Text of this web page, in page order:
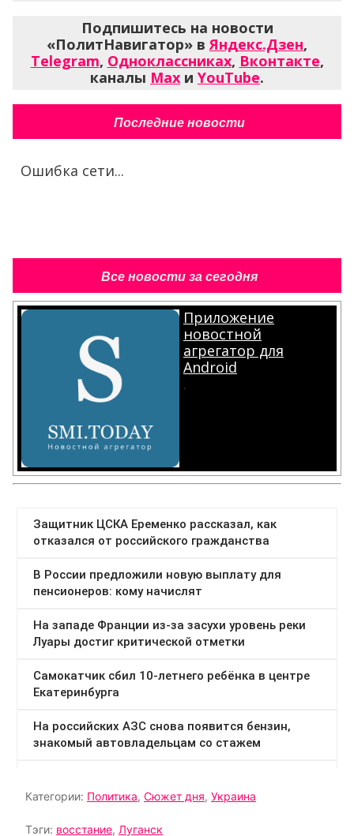
Подпишитесь на новости
«ПолитНавигатор» вЯндекс.Дзен,
Telegram, Одноклассниках, Вконтакте,
каналы Max и YouTube.
Последние новости
Ошибка сети...
Все новости за сегодня
Приложение
новостной
агрегатор для
Android
.
Категории: Политика, Сюжет дня, Украина
Тэги: восстание, Луганск